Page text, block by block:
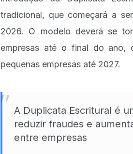
tradicional, que começará a
2026. O modelo deverá se
empresas até o final do ano,
pequenas empresas até 2027.
" A Duplicata Escritural é
reduzir fraudes e
entre empresas